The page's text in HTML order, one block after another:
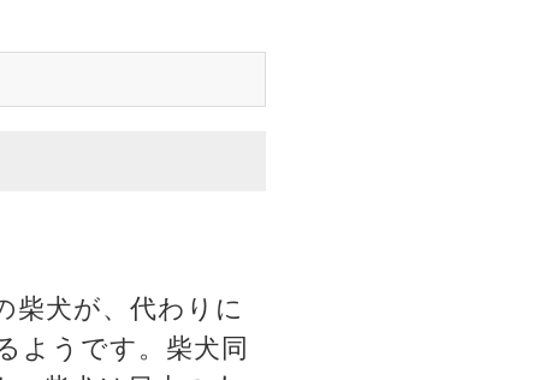
柴犬が、代わりに
ようです。柴犬同